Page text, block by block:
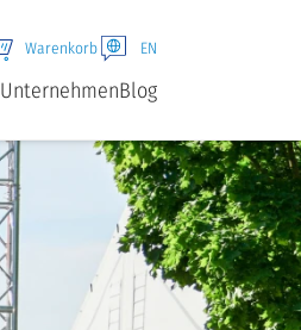
UnternehmenBlog
Warenkorb EN